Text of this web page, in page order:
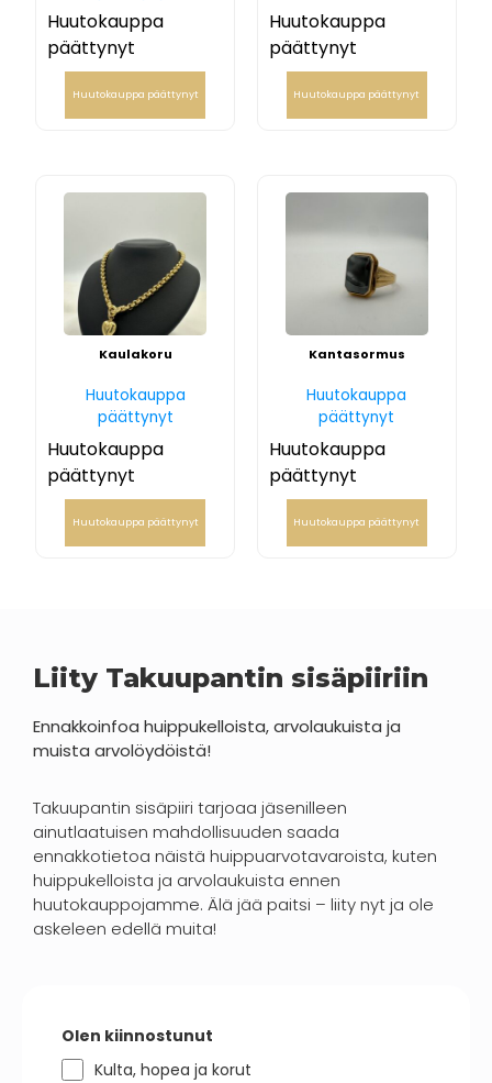
Huutokauppa
päättynyt
Huutokauppa päättynyt
Huutokauppa
päättynyt
Huutokauppa päättynyt
Kaulakoru
Huutokauppa
päättynyt
Huutokauppa
päättynyt
Huutokauppa päättynyt
Kantasormus
Huutokauppa
päättynyt
Huutokauppa
päättynyt
Huutokauppa päättynyt
Liity Takuupantin sisäpiiriin
Ennakkoinfoa huippukelloista, arvolaukuista ja
muista arvolöydöistä!
Takuupantin sisäpiiri tarjoaa jäsenilleen
ainutlaatuisen mahdollisuuden saada
ennakkotietoa näistä huippuarvotavaroista, kuten
huippukelloista ja arvolaukuista ennen
huutokauppojamme. Älä jää paitsi – liity nyt ja ole
askeleen edellä muita!
Olen kiinnostunut
Kulta, hopea ja korut